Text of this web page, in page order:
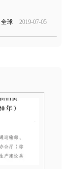
全球 2019-07-05